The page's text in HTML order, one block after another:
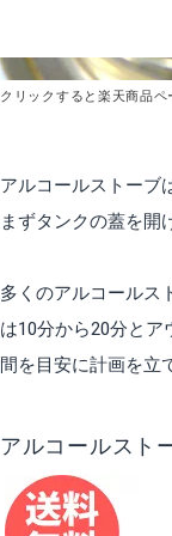
クリックすると楽天商品
アルコールストーブ
まずタンクの蓋を開
多くのアルコールス
は10分から20分と
間を目安に計画を立
アルコールスト